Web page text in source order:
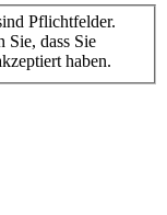
Pflichtfelder.
Sie, dass Sie
haben.